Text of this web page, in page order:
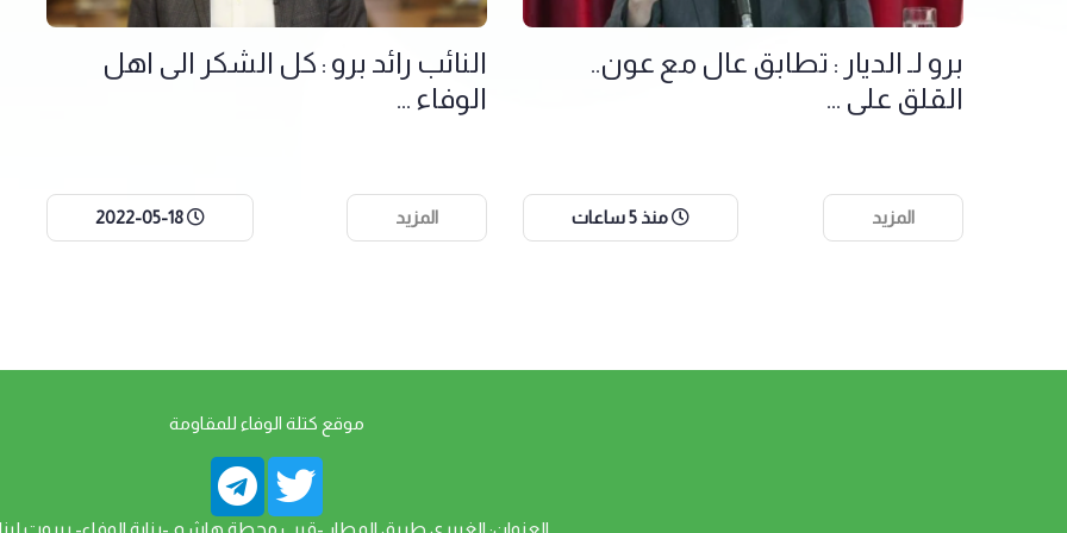
برو لـ الديار : تطابق عال مع عون..
القلق على ...
المزيد منذ 5 ساعات
النائب رائد برو : كل الشكر الى اهل
الوفاء ...
المزيد
موقع كتلة الوفاء للمقاومة